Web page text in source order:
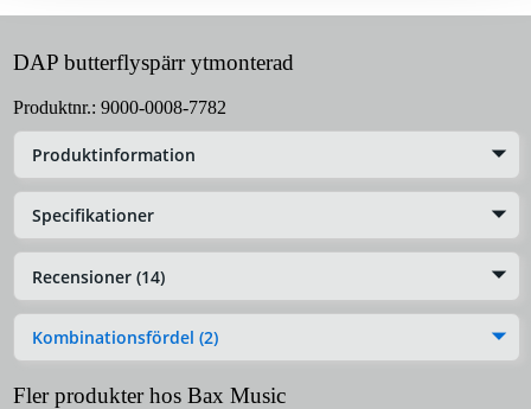
DAP butterflyspärr ytmonterad
Produktnr.: 9000-0008-7782
Produktinformation
Specifikationer
Recensioner (14)
Kombinationsfördel (2)
Fler produkter hos Bax Music